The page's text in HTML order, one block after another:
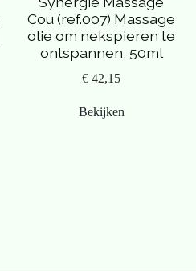
Cou (ref.007) Massage
olie om nekspieren te
ontspannen, 50ml
€ 42,15
Bekijken